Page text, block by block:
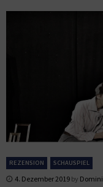
REZENSION SCHAUSPIEL
4. Dezember 2019 by